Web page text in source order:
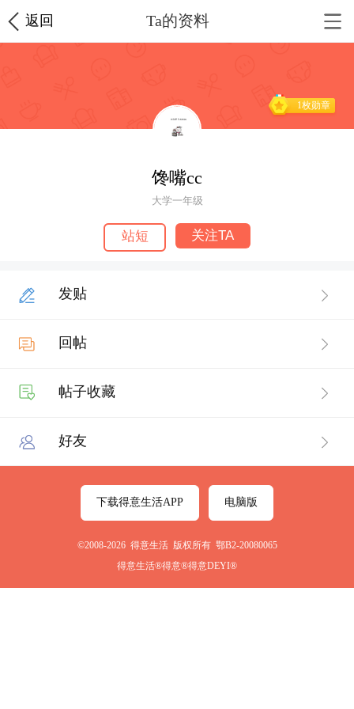
返回 Ta的资料
1枚勋章
馋嘴cc
大学一年级
站短 关注TA
发贴
回帖
帖子收藏
好友
下载得意生活APP 电脑版
©2008-2026 得意生活 版权所有 鄂B2-20080065
得意生活®得意®得意DEYI®